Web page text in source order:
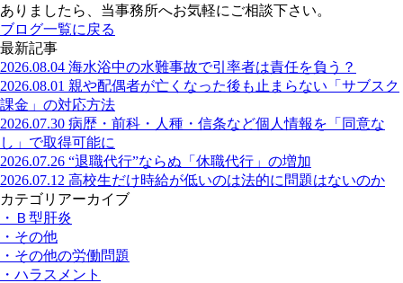
ありましたら、当事務所へお気軽にご相談下さい。
ブログ一覧に戻る
最新記事
2026.08.04 海水浴中の水難事故で引率者は責任を負う？
2026.08.01 親や配偶者が亡くなった後も止まらない「サブスク
課金」の対応方法
2026.07.30 病歴・前科・人種・信条など個人情報を「同意な
し」で取得可能に
2026.07.26 “退職代行”ならぬ「休職代行」の増加
2026.07.12 高校生だけ時給が低いのは法的に問題はないのか
カテゴリアーカイブ
・Ｂ型肝炎
・その他
・その他の労働問題
・ハラスメント